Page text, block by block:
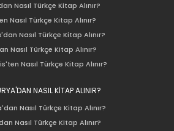
Nasıl Türkçe Kitap Alınır?
Nasıl Türkçe Kitap Alınır?
Nasıl Türkçe Kitap Alınır?
Nasıl Türkçe Kitap Alınır?
Nasıl Türkçe Kitap Alınır?
NASIL KİTAP ALINIR?
Nasıl Türkçe Kitap Alınır?
Nasıl Türkçe Kitap Alınır?